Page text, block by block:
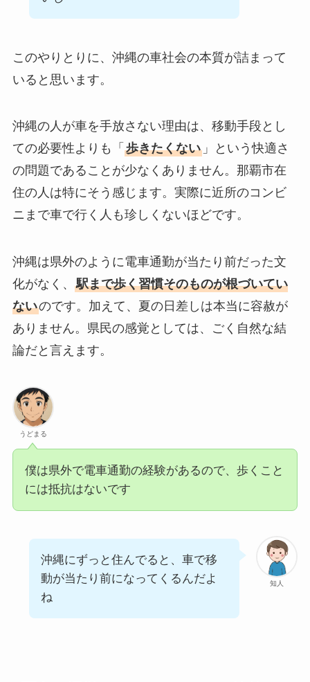
このやりとりに、沖縄の車社会の本質が詰まって
いると思います。
沖縄の人が車を手放さない理由は、移動手段とし
ての必要性よりも「 歩きたくない」という快適さ
の問題であることが少なくありません。那覇市在
住の人は特にそう感じます。実際に近所のコンビ
ニまで車で行く人も珍しくないほどです。
沖縄は県外のように電車通勤が当たり前だった文
化がなく、 駅まで歩く習慣そのものが根づいてい
ないのです。加えて、夏の日差しは本当に容赦が
ありません。県民の感覚としては、ごく自然な結
論だと言えます。
うどまる
僕は県外で電車通勤の経験があるので、歩くこと
には抵抗はないです
知人
沖縄にずっと住んでると、車で移
動が当たり前になってくるんだよ
ね